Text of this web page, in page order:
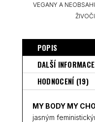
VEGANY A
POPIS
DALŠÍ INFORMACE
HODNOCENÍ (19)
MY BODY MY
jasným